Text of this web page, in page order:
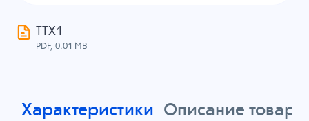
ТТХ1
PDF, 0.01 MB
Характеристики Описание товара